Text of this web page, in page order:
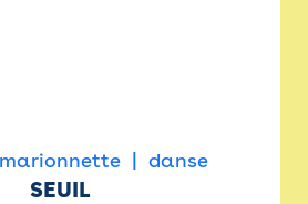
marionnette danse
SEUIL